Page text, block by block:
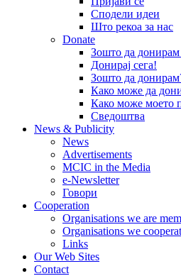
Сподели идеи
Што рекоа за нас
Donate
Зошто да
Донирај сега!
Зошто да
Како може да
Како може моето
Сведоштва
News & Publicity
News
Advertisements
MCIC in the Media
e-Newsletter
Говори
Cooperation
Organisations we are
Organisations we
Links
Our Web Sites
Contact